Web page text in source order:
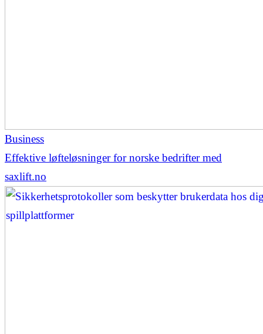
Business
Effektive løfteløsninger for norske bedrifter med
saxlift.no